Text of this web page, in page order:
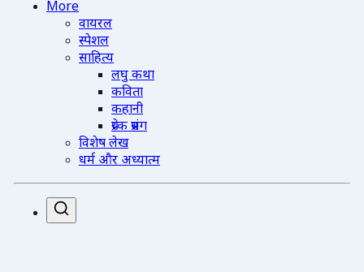
More
वायरल
स्पेशल
साहित्य
लघु कथा
कविता
कहानी
प्रेरक प्रसंग
विशेष लेख
धर्म और अध्यात्म